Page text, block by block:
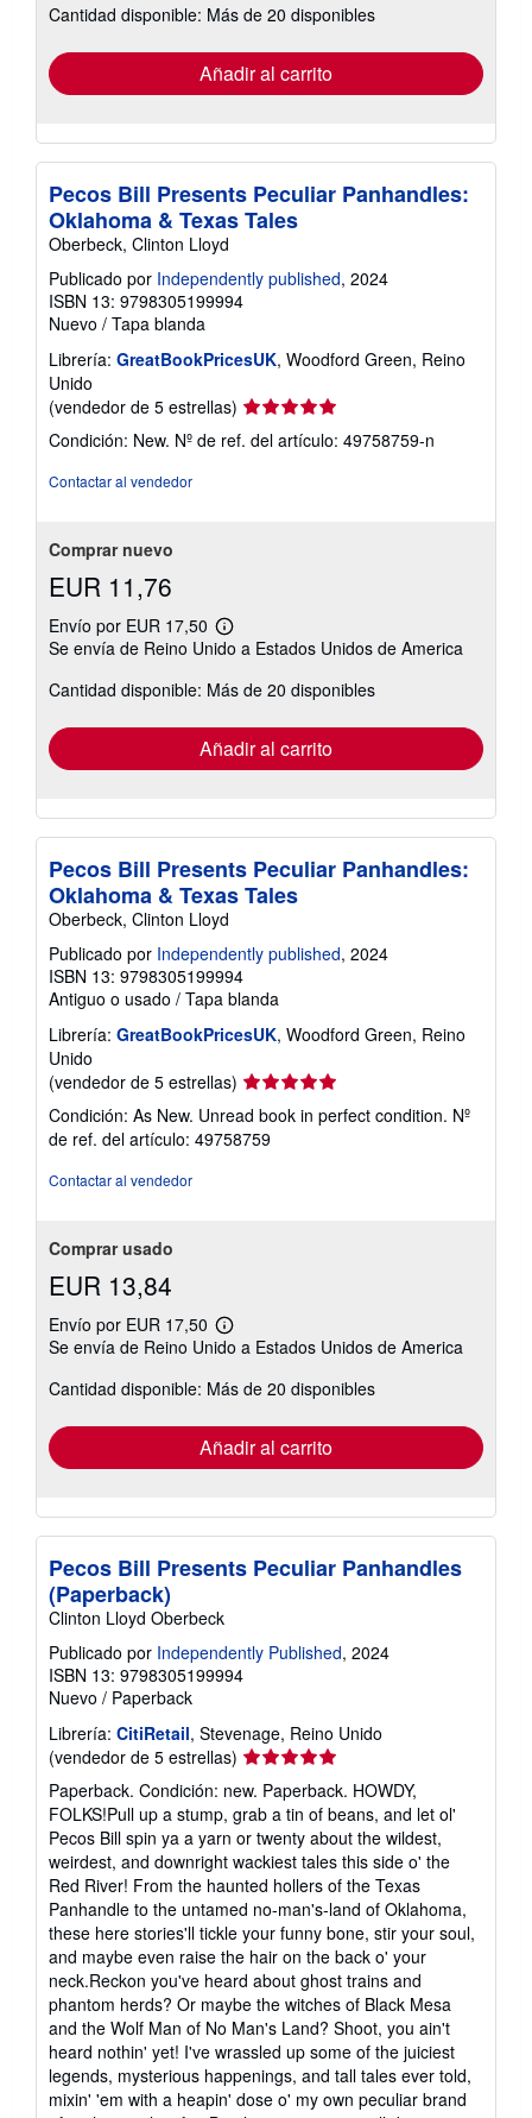
las
envío
Cantidad disponible: Más de 20 disponibles
Añadir al carrito
Pecos Bill Presents Peculiar Panhandles:
Oklahoma & Texas Tales
Oberbeck, Clinton Lloyd
Publicado por Independently published, 2024
ISBN 13: 9798305199994
Nuevo / Tapa blanda
Librería: GreatBookPricesUK, Woodford Green, Reino
Unido
(vendedor de 5 estrellas) Calificación
del
vendedor:
Condición: New. Nº de ref. del artículo: 49758759-n
Contactar al vendedor
Comprar nuevo
EUR 11,76
Envío por EUR 17,50
Más
información
las
envío
Se envía de Reino Unido a Estados Unidos de America
Cantidad disponible: Más de 20 disponibles
Añadir al carrito
Pecos Bill Presents Peculiar Panhandles:
Oklahoma & Texas Tales
Oberbeck, Clinton Lloyd
Publicado por Independently published, 2024
ISBN 13: 9798305199994
Antiguo o usado / Tapa blanda
Librería: GreatBookPricesUK, Woodford Green, Reino
Unido
(vendedor de 5 estrellas) Calificación
del
vendedor:
5
Condición: As New. Unread book in perfect condition. Nº
de ref. del artículo: 49758759
Contactar al vendedor
Comprar usado
EUR 13,84
Envío por EUR 17,50
Más
información
las
envío
Se envía de Reino Unido a Estados Unidos de America
Cantidad disponible: Más de 20 disponibles
Añadir al carrito
Pecos Bill Presents Peculiar Panhandles
(Paperback)
Clinton Lloyd Oberbeck
Publicado por Independently Published, 2024
ISBN 13: 9798305199994
Nuevo / Paperback
Librería: CitiRetail, Stevenage, Reino Unido
(vendedor de 5 estrellas) Calificación
vendedor:
5
de
5
estrellas
Paperback. Condición: new. Paperback. HOWDY,
FOLKS!Pull up a stump, grab a tin of beans, and let ol'
Pecos Bill spin ya a yarn or twenty about the wildest,
weirdest, and downright wackiest tales this side o' the
Red River! From the haunted hollers of the Texas
Panhandle to the untamed no-man's-land of Oklahoma,
these here stories'll tickle your funny bone, stir your soul,
and maybe even raise the hair on the back o' your
neck.Reckon you've heard about ghost trains and
phantom herds? Or maybe the witches of Black Mesa
and the Wolf Man of No Man's Land? Shoot, you ain't
heard nothin' yet! I've wrassled up some of the juiciest
legends, mysterious happenings, and tall tales ever told,
mixin' 'em with a heapin' dose o' my own peculiar brand